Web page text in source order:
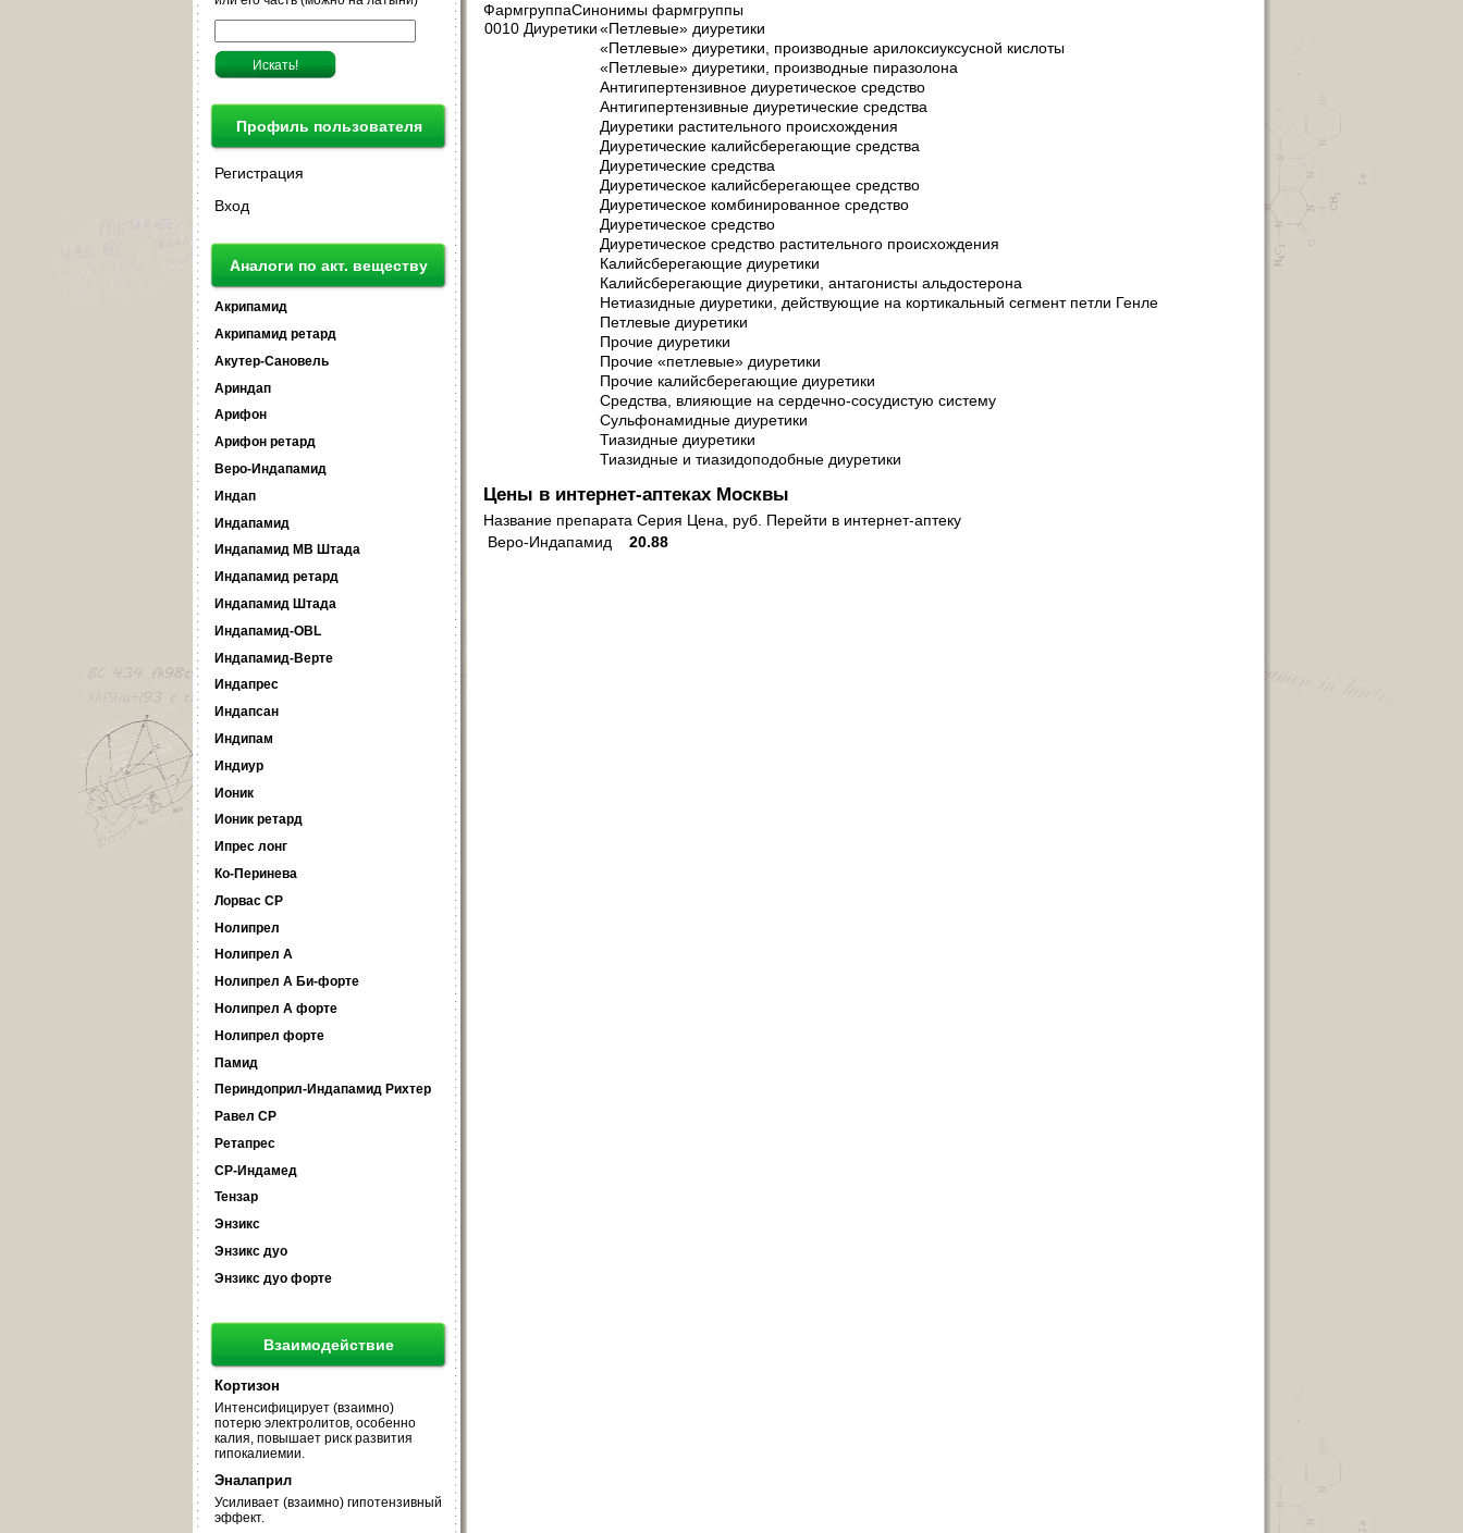
Профиль пользователя
Регистрация
Вход
Аналоги по акт. веществу
Акрипамид
Акрипамид ретард
Акутер-Сановель
Ариндап
Арифон
Арифон ретард
Веро-Индапамид
Индап
Индапамид
Индапамид МВ Штада
Индапамид ретард
Индапамид Штада
Индапамид-OBL
Индапамид-Верте
Индапрес
Индапсан
Индипам
Индиур
Ионик
Ионик ретард
Ипрес лонг
Ко-Перинева
Лорвас СР
Нолипрел
Нолипрел А
Нолипрел А Би-форте
Нолипрел А форте
Нолипрел форте
Памид
Периндоприл-Индапамид Рихтер
Равел СР
Ретапрес
СР-Индамед
Тензар
Энзикс
Энзикс дуо
Энзикс дуо форте
Взаимодействие
Кортизон
Интенсифицирует (взаимно)
потерю электролитов, особенно
калия, повышает риск развития
гипокалиемии.
Эналаприл
Усиливает (взаимно) гипотензивный
эффект.
ФармгруппаСинонимы фармгруппы
0010 Диуретики«Петлевые» диуретики
«Петлевые» диуретики, производные арилоксиуксусной кислоты
«Петлевые» диуретики, производные пиразолона
Антигипертензивное диуретическое средство
Антигипертензивные диуретические средства
Диуретики растительного происхождения
Диуретические калийсберегающие средства
Диуретические средства
Диуретическое калийсберегающее средство
Диуретическое комбинированное средство
Диуретическое средство
Диуретическое средство растительного происхождения
Калийсберегающие диуретики
Калийсберегающие диуретики, антагонисты альдостерона
Нетиазидные диуретики, действующие на кортикальный сегмент петли Генле
Петлевые диуретики
Прочие диуретики
Прочие «петлевые» диуретики
Прочие калийсберегающие диуретики
Средства, влияющие на сердечно-сосудистую систему
Сульфонамидные диуретики
Тиазидные диуретики
Тиазидные и тиазидоподобные диуретики
Цены в интернет-аптеках Москвы
Название препарата Серия Цена, руб. Перейти в интернет-аптеку
Веро-Индапамид
20.88